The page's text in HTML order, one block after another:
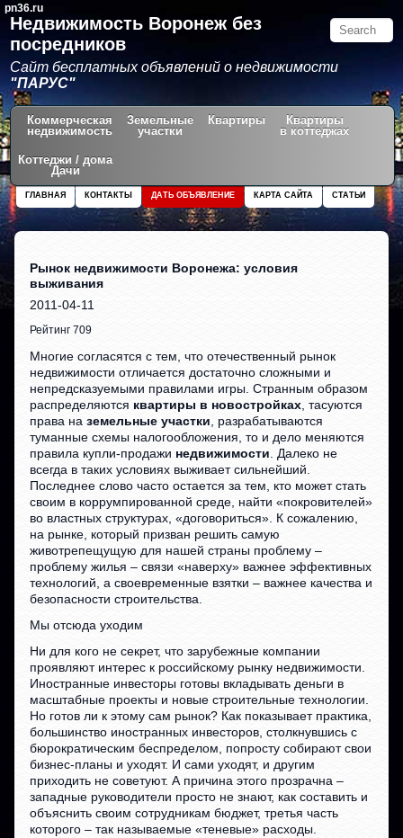
pn36.ru
Недвижимость Воронеж без
посредников
Сайт бесплатных объявлений о недвижимости
"ПАРУС"
Коммерческая
недвижимость
Земельные
участки
Квартиры
Квартиры
в коттеджах
Коттеджи / дома
Дачи
СТАТЬИ
КАРТА САЙТА
ДАТЬ ОБЪЯВЛЕНИЕ
КОНТАКТЫ
ГЛАВНАЯ
Рынок недвижимости Воронежа: условия
выживания
2011-04-11
Рейтинг 709
Многие согласятся с тем, что отечественный рынок
недвижимости отличается достаточно сложными и
непредсказуемыми правилами игры. Странным образом
распределяются квартиры в новостройках , тасуются
права наземельные участки , разрабатываются
туманные схемы налогообложения, то и дело меняются
правила купли-продажи недвижимости . Далеко не
всегда в таких условиях выживает сильнейший.
Последнее слово часто остается за тем, кто может стать
своим в коррумпированной среде, найти «покровителей»
во властных структурах, «договориться». К сожалению,
на рынке, который призван решить самую
животрепещущую для нашей страны проблему –
проблему жилья – связи «наверху» важнее эффективных
технологий, а своевременные взятки – важнее качества и
безопасности строительства.
Мы отсюда уходим
Ни для кого не секрет, что зарубежные компании
проявляют интерес к российскому рынку недвижимости.
Иностранные инвесторы готовы вкладывать деньги в
масштабные проекты и новые строительные технологии.
Но готов ли к этому сам рынок? Как показывает практика,
большинство иностранных инвесторов, столкнувшись с
бюрократическим беспределом, попросту собирают свои
бизнес-планы и уходят. И сами уходят, и другим
приходить не советуют. А причина этого прозрачна –
западные руководители просто не знают, как составить и
объяснить своим сотрудникам бюджет, третья часть
которого – так называемые «теневые» расходы.